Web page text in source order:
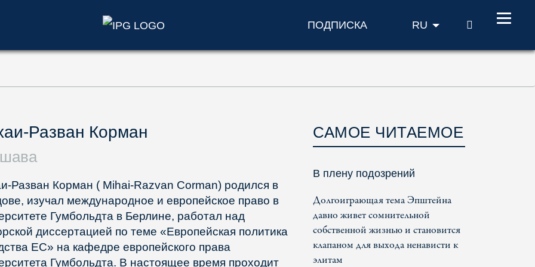
ПОДПИСКА RU ПОИСК
Разван Корман
Разван Корман ( Mihai-Razvan Corman) родился в
изучал международное и европейское право в
Гумбольдта в Берлине, работал над
диссертацией по теме «Европейская политика
ЕС» на кафедре европейского права
Гумбольдта. В настоящее время проходит
САМОЕ ЧИТАЕМОЕ
В плену подозрений
Долгоиграющая тема Эпштейна
давно живет сомнительной
собственной жизнью и становится
клапаном для выхода ненависти к
элитам